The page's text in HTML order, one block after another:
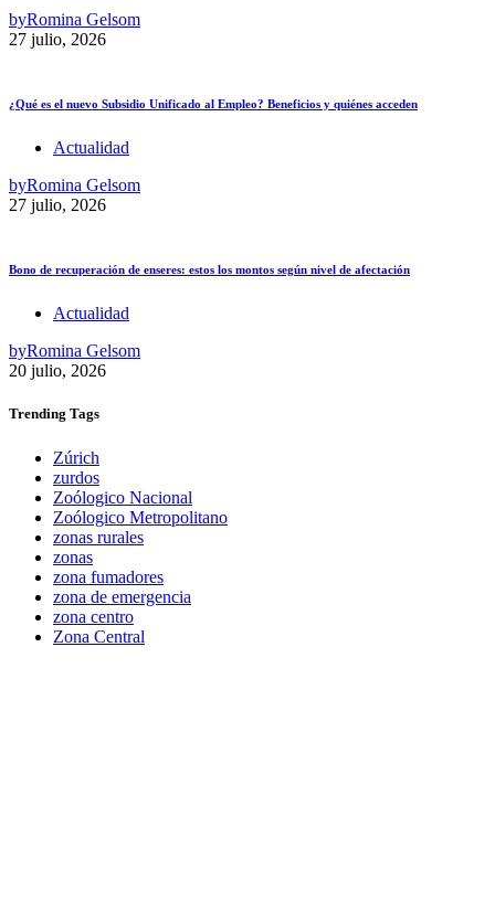
byRomina Gelsom
27 julio, 2026
¿Qué es el nuevo Subsidio Unificado al Empleo? Beneficios y quiénes acceden
Actualidad
byRomina Gelsom
27 julio, 2026
Bono de recuperación de enseres: estos los montos según nivel de afectación
Actualidad
byRomina Gelsom
20 julio, 2026
Trending Tags
Zúrich
zurdos
Zoólogico Nacional
Zoólogico Metropolitano
zonas rurales
zonas
zona fumadores
zona de emergencia
zona centro
Zona Central